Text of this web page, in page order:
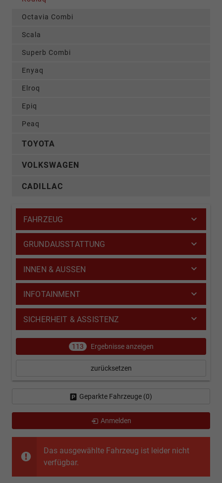
Das ausgewählte Fahrzeug ist leider nicht
verfügbar.
Octavia Combi
Scala
Superb Combi
Enyaq
Elroq
Epiq
Peaq
TOYOTA
VOLKSWAGEN
CADILLAC
FAHRZEUG
GRUNDAUSSTATTUNG
INNEN & AUSSEN
INFOTAINMENT
SICHERHEIT & ASSISTENZ
113 Ergebnisse anzeigen
zurücksetzen
Geparkte Fahrzeuge (0)
Anmelden